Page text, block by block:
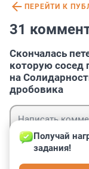
ПЕРЕЙТИ К
31
Скончалась
которую сосед
на
дробовика
Получай
задания!